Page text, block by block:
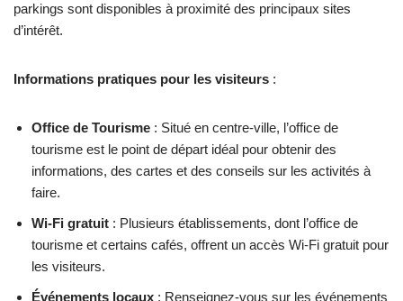
parkings sont disponibles à proximité des principaux sites
d’intérêt.
Informations pratiques pour les visiteurs :
Office de Tourisme : Situé en centre-ville, l’office de
tourisme est le point de départ idéal pour obtenir des
informations, des cartes et des conseils sur les activités à
faire.
Wi-Fi gratuit : Plusieurs établissements, dont l’office de
tourisme et certains cafés, offrent un accès Wi-Fi gratuit pour
les visiteurs.
Événements locaux : Renseignez-vous sur les événements